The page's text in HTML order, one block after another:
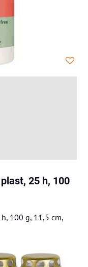
25 h, 100
100 g, 11,5 cm,